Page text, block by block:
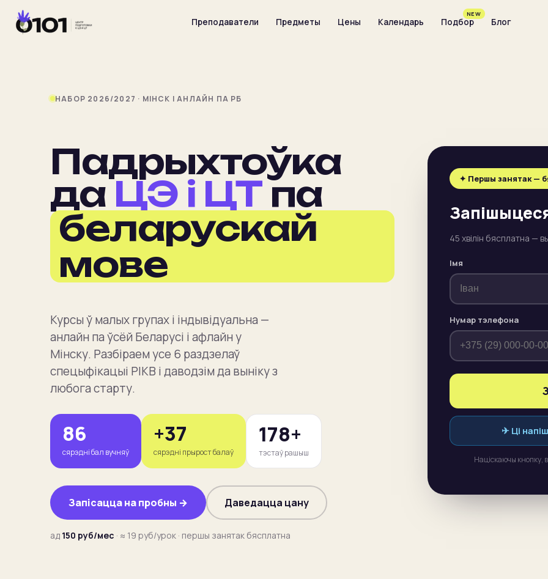
Преподаватели Предметы Цены Календарь Подбор
NEW
Блог
Преподаватели
Предметы
Цены
Блог
Пробный урок
бесплатно
Записаться
НАБОР 2026/2027 · МІНСК І АНЛАЙН ПА РБ
Падрыхтоўка
даЦЭ і ЦТпа
беларускай
мове
Курсы ў малых групах і індывідуальна —
анлайн па ўсёй Беларусі і афлайн у
Мінску. Разбіраем усе 6 раздзелаў
спецыфікацыі РІКВ і даводзім да выніку з
любога старту.
86
сярэдні бал вучняў
+37
сярэдні прырост балаў
178+
тэстаў рашыш
Запісацца на пробны → Даведацца цану
ад 150 руб/мес · ≈ 19 руб/урок · першы занятак бясплатна
✦ Першы занятак —
45 хвілін бясплатна —
Імя
Нумар тэлефона
✈ Ці
Націскаючы кнопку,